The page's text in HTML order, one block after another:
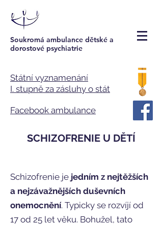
Soukromá ambulance dětské a
dorostové psychiatrie
Státní vyznamenání
I. stupně za zásluhy o stát
Facebook ambulance
SCHIZOFRENIE U DĚTÍ
Schizofrenie je jedním z nejtěžších
a nejzávažnějších duševních
onemocnění. Typicky se rozvíjí od
17 od 25 let věku. Bohužel, tato